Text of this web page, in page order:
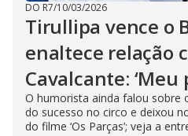
DO R7/10/03/2026
Tirullipa vence o
enaltece relação
Cavalcante: ‘Meu
O humorista ainda falou sobre
do sucesso no circo e deixou
do filme ‘Os Parças’; veja a